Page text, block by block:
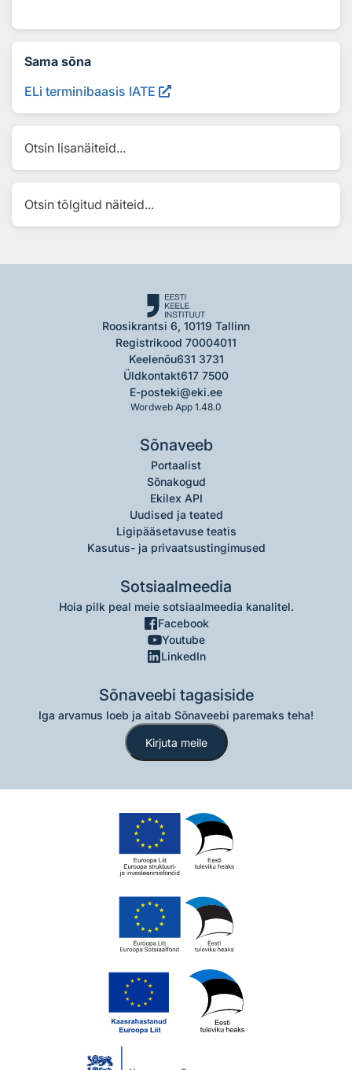
Sama sõna
ELi terminibaasis IATE
Otsin lisanäiteid...
Otsin tõlgitud näiteid...
Roosikrantsi 6, 10119 Tallinn
Registrikood 70004011
Keelenõu631 3731
Üldkontakt617 7500
E-posteki@eki.ee
Wordweb App 1.48.0
Sõnaveeb
Portaalist
Sõnakogud
Ekilex API
Uudised ja teated
Ligipääsetavuse teatis
Kasutus- ja privaatsustingimused
Sotsiaalmeedia
Hoia pilk peal meie sotsiaalmeedia kanalitel.
Facebook
Youtube
LinkedIn
Sõnaveebi tagasiside
Iga arvamus loeb ja aitab Sõnaveebi paremaks teha!
Kirjuta meile